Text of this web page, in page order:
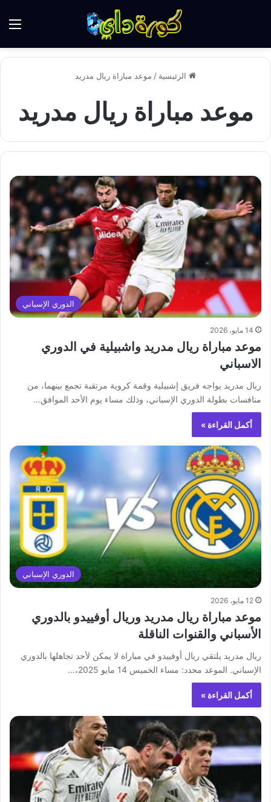
الرئيسية / موعد مباراة ريال مدريد
موعد مباراة ريال مدريد
الدوري الإسباني
14 مايو، 2026
موعد مباراة ريال مدريد واشبيلية في الدوري
الاسباني
ريال مدريد يواجه فريق إشبيلية وقمة كروية مرتقبة تجمع بينهما، من
منافسات بطولة الدوري الإسباني، وذلك مساء يوم الأحد الموافق…
أكمل القراءة »
الدوري الإسباني
12 مايو، 2026
موعد مباراة ريال مدريد وريال أوفييدو بالدوري
الأسباني والقنوات الناقلة
ريال مدريد يلتقي ريال أوفييدو في مباراة لا يمكن لأحد تجاهلها بالدوري
الإسباني. الموعد محدد: مساء الخميس 14 مايو 2025،…
أكمل القراءة »